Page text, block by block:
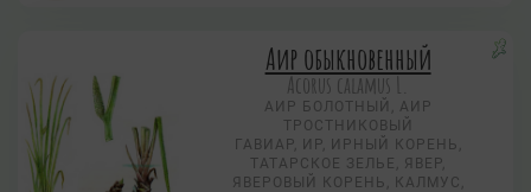
Аир обыкновенный
Acorus calamus L.
АИР БОЛОТНЫЙ, АИР
ТРОСТНИКОВЫЙ
ГАВИАР, ИР, ИРНЫЙ КОРЕНЬ,
ТАТАРСКОЕ ЗЕЛЬЕ, ЯВЕР,
ЯВЕРОВЫЙ КОРЕНЬ, КАЛМУС,